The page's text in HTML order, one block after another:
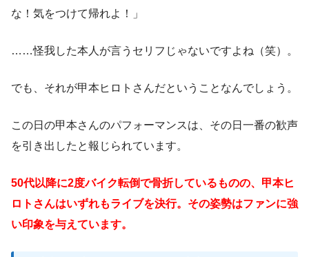
な！気をつけて帰れよ！」
……怪我した本人が言うセリフじゃないですよね（笑）。
でも、それが甲本ヒロトさんだということなんでしょう。
この日の甲本さんのパフォーマンスは、その日一番の歓声
を引き出したと報じられています。
50代以降に2度バイク転倒で骨折しているものの、甲本ヒ
ロトさんはいずれもライブを決行。その姿勢はファンに強
い印象を与えています。